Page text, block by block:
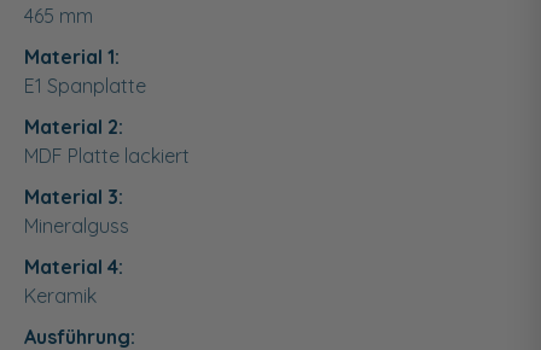
465 mm
Material 1:
E1 Spanplatte
Material 2:
MDF Platte lackiert
Material 3:
Mineralguss
Material 4:
Keramik
Ausführung: